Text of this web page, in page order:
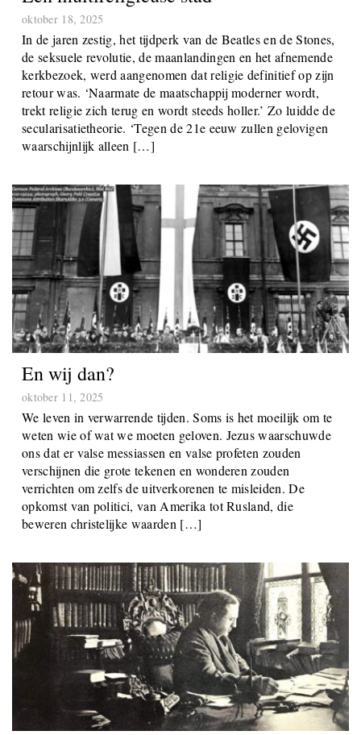
oktober 18, 2025
In de jaren zestig, het tijdperk van de Beatles en de Stones,
de seksuele revolutie, de maanlandingen en het afnemende
kerkbezoek, werd aangenomen dat religie definitief op zijn
retour was. ‘Naarmate de maatschappij moderner wordt,
trekt religie zich terug en wordt steeds holler.’ Zo luidde de
secularisatietheorie. ‘Tegen de 21e eeuw zullen gelovigen
waarschijnlijk alleen […]
En wij dan?
oktober 11, 2025
We leven in verwarrende tijden. Soms is het moeilijk om te
weten wie of wat we moeten geloven. Jezus waarschuwde
ons dat er valse messiassen en valse profeten zouden
verschijnen die grote tekenen en wonderen zouden
verrichten om zelfs de uitverkorenen te misleiden. De
opkomst van politici, van Amerika tot Rusland, die
beweren christelijke waarden […]